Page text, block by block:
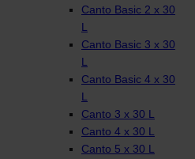
Canto Basic 2 x 30
L
Canto Basic 3 x 30
L
Canto Basic 4 x 30
L
Canto 3 x 30 L
Canto 4 x 30 L
Canto 5 x 30 L